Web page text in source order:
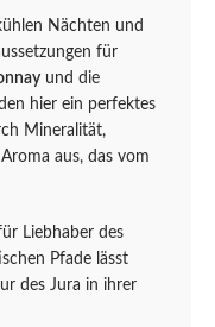
Nächten und
für
und die
hier ein perfektes
Mineralität,
aus, das vom
Liebhaber des
Pfade lässt
des Jura in ihrer